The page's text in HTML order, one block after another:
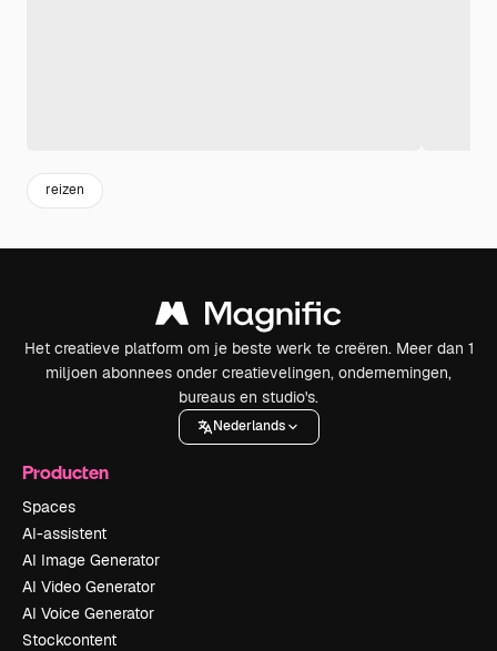
reizen
Het creatieve platform om je beste werk te creëren. Meer dan 1
miljoen abonnees onder creatievelingen, ondernemingen,
bureaus en studio's.
Nederlands
Producten
Spaces
AI-assistent
AI Image Generator
AI Video Generator
AI Voice Generator
Stockcontent